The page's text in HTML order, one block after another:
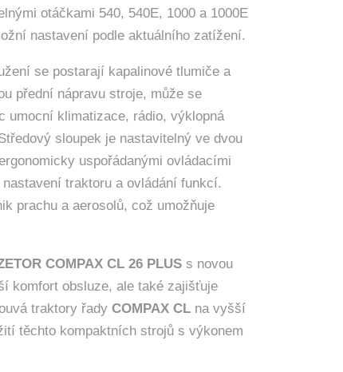
otáčkami 540, 540E, 1000 a 1000E
nastavení podle aktuálního zatížení.
se postarají kapalinové tlumiče a
přední nápravu stroje, může se
umocní klimatizace, rádio, výklopná
sloupek je nastavitelný ve dvou
uspořádanými ovládacími
traktoru a ovládání funkcí.
prachu a aerosolů, což umožňuje
COMPAX CL 26 PLUS s novou
komfort obsluze, ale také zajišťuje
traktory řady COMPAX CL na vyšší
těchto kompaktních strojů s výkonem